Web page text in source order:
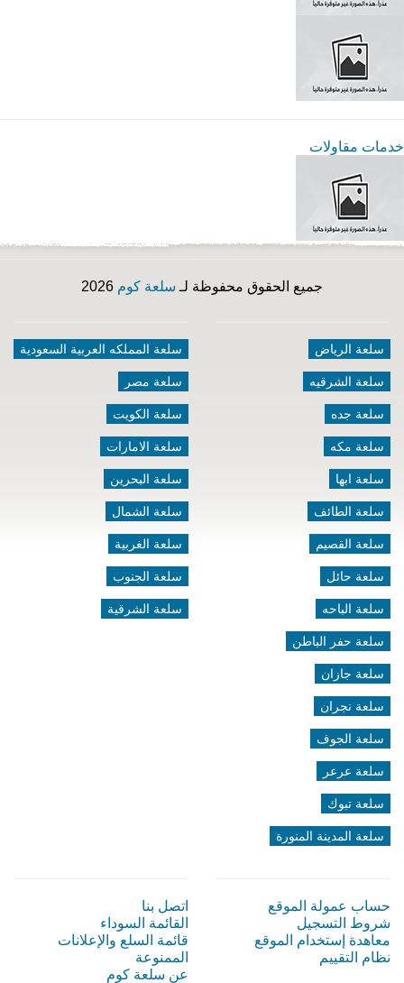
خدمات مقاولات
جميع الحقوق محفوظة لـ سلعة كوم
سلعة الرياض
سلعة الشرقيه
سلعة جده
سلعة مكه
سلعة ابها
سلعة الطائف
سلعة القصيم
سلعة حائل
سلعة الباحه
سلعة حفر الباطن
سلعة جازان
سلعة نجران
سلعة الجوف
سلعة عرعر
سلعة تبوك
سلعة المدينة المنورة
سلعة المملكه العربية السعودية
سلعة مصر
سلعة الكويت
سلعة الامارات
سلعة البحرين
سلعة الشمال
سلعة الغربية
سلعة الجنوب
سلعة الشرقية
حساب عمولة الموقع
شروط التسجيل
معاهدة إستخدام الموقع
نظام التقييم
اتصل بنا
القائمة السوداء
قائمة السلع والإعلانات
الممنوعة
عن سلعة كوم